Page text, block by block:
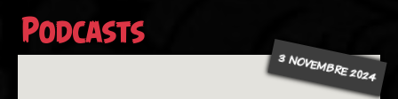
Podcasts
3 NOVEMBRE 2024